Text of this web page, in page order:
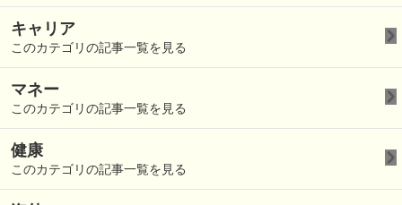
キャリア
このカテゴリの記事一覧を見る
マネー
このカテゴリの記事一覧を見る
健康
このカテゴリの記事一覧を見る